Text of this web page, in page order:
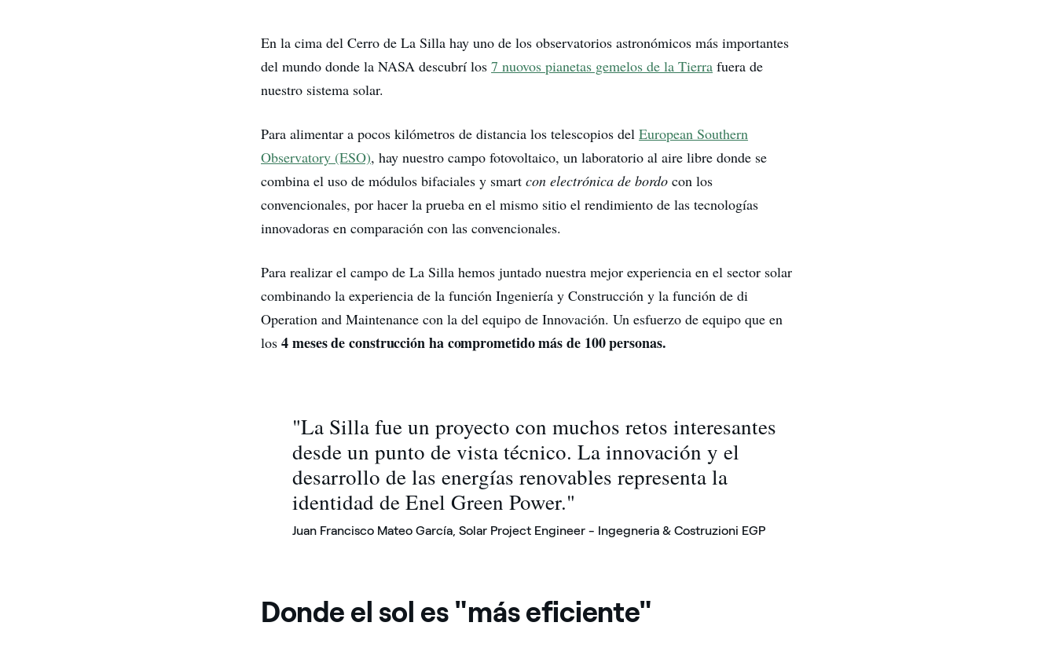
En la cima del Cerro de La Silla hay uno de los observatorios astronómicos más importantes
del mundo donde la NASA descubrí los7 nuovos pianetas gemelos de la Tierra fuera de
nuestro sistema solar.
Para alimentar a pocos kilómetros de distancia los telescopios delEuropean Southern
Observatory (ESO), hay nuestro campo fotovoltaico, un laboratorio al aire libre donde se
combina el uso de módulos bifaciales y smartcon electrónica de bordocon los
convencionales, por hacer la prueba en el mismo sitio el rendimiento de las tecnologías
innovadoras en comparación con las convencionales.
Para realizar el campo de La Silla hemos juntado nuestra mejor experiencia en el sector solar
combinando la experiencia de la función Ingeniería y Construcción y la función de di
Operation and Maintenance con la del equipo de Innovación. Un esfuerzo de equipo que en
los4 meses de construcción ha comprometido más de 100 personas.
"La Silla fue un proyecto con muchos retos interesantes
desde un punto de vista técnico. La innovación y el
desarrollo de las energías renovables representa la
identidad de Enel Green Power."
Juan Francisco Mateo García, Solar Project Engineer - Ingegneria & Costruzioni EGP
Donde el sol es "más eficiente"